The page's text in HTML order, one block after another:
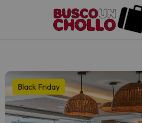
Black Friday